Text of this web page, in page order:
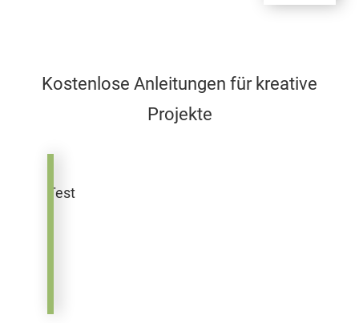
Kostenlose Anleitungen für kreative
Projekte
Test